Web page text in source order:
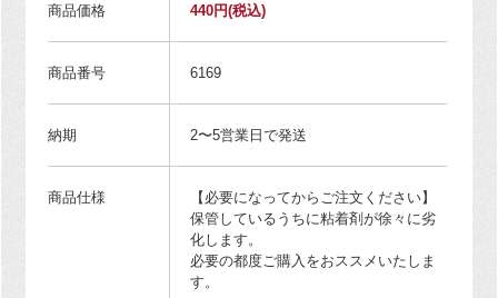
商品価格 440円(税込)
商品番号 6169
納期 2〜5営業日で発送
商品仕様
【必要になってからご注文ください】
保管しているうちに粘着剤が徐々に劣
化します。
必要の都度ご購入をおススメいたしま
す。